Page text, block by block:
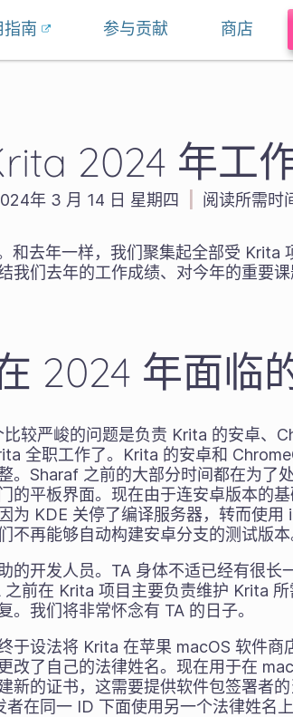
指南 参与贡献 商店
2024 年工
年 3 月 14 日 星期四 阅读所需时
和去年一样，我们聚集起全部受 Krita
我们去年的工作成绩、对今年的重要
2024 年面临
较严峻的问题是负责 Krita 的安卓、
全职工作了。Krita 的安卓和
。Sharaf 之前的大部分时间都在为了
的平板界面。现在由于连安卓版本的
为 KDE 关停了编译服务器，转而使
不再能够自动构建安卓分支的测试版本
的开发人员。TA 身体不适已经有很长
前在 Krita 项目主要负责维护 Krita
。我们将非常怀念有 TA 的日子。
于设法将 Krita 在苹果 macOS 软件商
改了自己的法律姓名。现在用于在
新的证书，这需要提供软件包签署者
在同一 ID 下面使用另一个法律姓名